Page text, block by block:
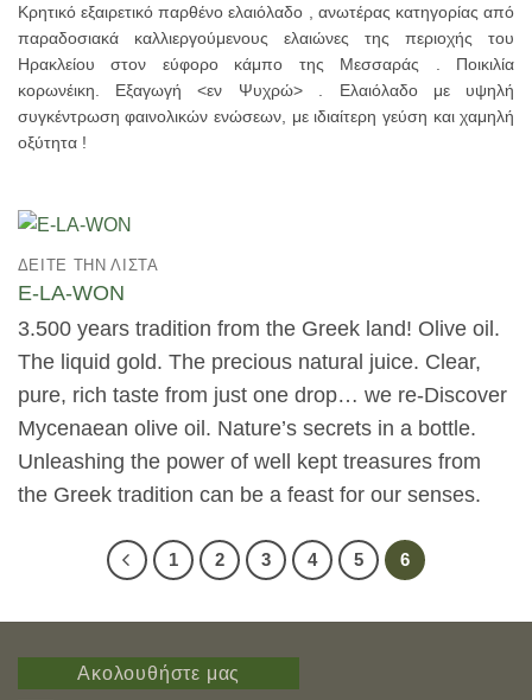
Κρητικό εξαιρετικό παρθένο ελαιόλαδο , ανωτέρας κατηγορίας από
παραδοσιακά καλλιεργούμενους ελαιώνες της περιοχής του
Ηρακλείου στον εύφορο κάμπο της Μεσσαράς . Ποικιλία
κορωνέικη. Εξαγωγή <εν Ψυχρώ> . Ελαιόλαδο με υψηλή
συγκέντρωση φαινολικών ενώσεων, με ιδιαίτερη γεύση και χαμηλή
οξύτητα !
ΔΕΊΤΕ ΤΗΝ ΛΊΣΤΑ
E-LA-WON
3.500 years tradition from the Greek land! Olive oil.
The liquid gold. The precious natural juice. Clear,
pure, rich taste from just one drop… we re-Discover
Mycenaean olive oil. Nature’s secrets in a bottle.
Unleashing the power of well kept treasures from
the Greek tradition can be a feast for our senses.
1 2 3 4 5 6
Ακολουθήστε μας